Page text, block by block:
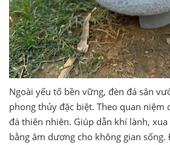
Ngoài yếu tố bền vững, đèn đá sân
phong thủy đặc biệt. Theo quan niệm
đá thiên nhiên. Giúp dẫn khí lành,
bằng âm dương cho không gian sống.